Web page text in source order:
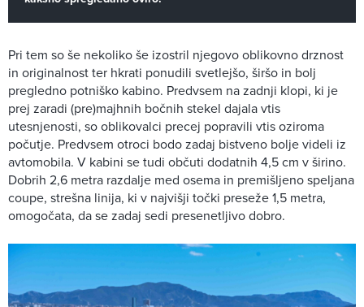
Pri tem so še nekoliko še izostril njegovo oblikovno drznost
in originalnost ter hkrati ponudili svetlejšo, širšo in bolj
pregledno potniško kabino. Predvsem na zadnji klopi, ki je
prej zaradi (pre)majhnih bočnih stekel dajala vtis
utesnjenosti, so oblikovalci precej popravili vtis oziroma
počutje. Predvsem otroci bodo zadaj bistveno bolje videli iz
avtomobila. V kabini se tudi občuti dodatnih 4,5 cm v širino.
Dobrih 2,6 metra razdalje med osema in premišljeno speljana
coupe, strešna linija, ki v najvišji točki preseže 1,5 metra,
omogočata, da se zadaj sedi presenetljivo dobro.